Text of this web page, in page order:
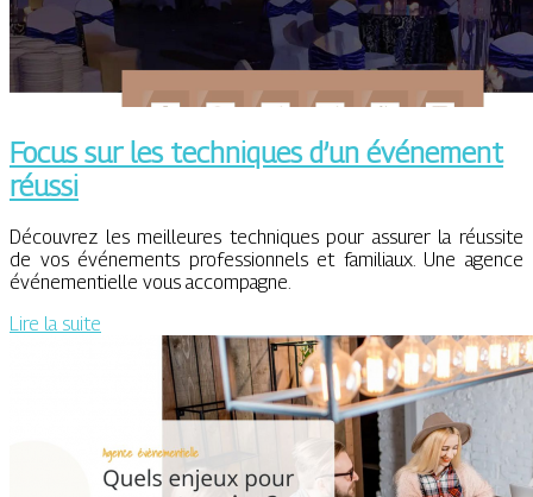
Focus sur les techniques d’un événement
réussi
Découvrez les meilleures techniques pour assurer la réussite
de vos événements professionnels et familiaux. Une agence
événementielle vous accompagne.
Lire la suite